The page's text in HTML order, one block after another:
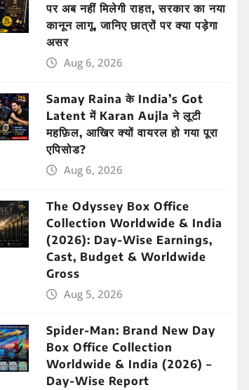
पर अब नहीं मिलेगी राहत, सरकार का नया
कानून लागू, जानिए छात्रों पर क्या पड़ेगा
असर
Aug 6, 2026
Samay Raina के India’s Got
Latent में Karan Aujla ने लूटी
महफ़िल, आखिर क्यों वायरल हो गया पूरा
एपिसोड?
Aug 6, 2026
The Odyssey Box Office
Collection Worldwide & India
(2026): Day-Wise Earnings,
Cast, Budget & Worldwide
Gross
Aug 5, 2026
Spider-Man: Brand New Day
Box Office Collection
Worldwide & India (2026) –
Day-Wise Report